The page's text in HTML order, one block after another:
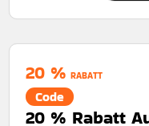
20 % RABATT
Code
20 % Rabatt